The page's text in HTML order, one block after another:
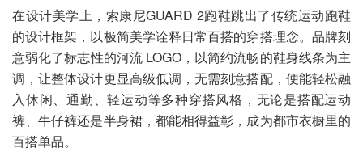
在设计美学上，索康尼GUARD 2跑鞋跳出了传统运动跑鞋
的设计框架，以极简美学诠释日常百搭的穿搭理念。品牌刻
意弱化了标志性的河流 LOGO，以简约流畅的鞋身线条为主
调，让整体设计更显高级低调，无需刻意搭配，便能轻松融
入休闲、通勤、轻运动等多种穿搭风格，无论是搭配运动
裤、牛仔裤还是半身裙，都能相得益彰，成为都市衣橱里的
百搭单品。